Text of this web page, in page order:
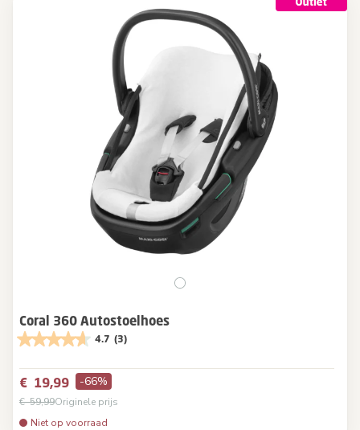
Coral 360 Autostoelhoes
4.7 (3)
€ 19,99 -66%
€ 59,99Originele prijs
Niet op voorraad